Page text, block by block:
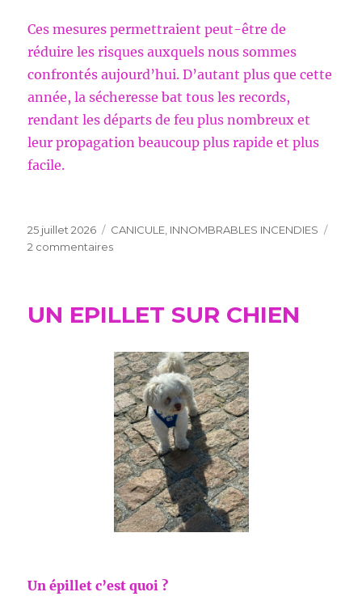
Ces mesures permettraient peut-être de
réduire les risques auxquels nous sommes
confrontés aujourd’hui. D’autant plus que cette
année, la sécheresse bat tous les records,
rendant les départs de feu plus nombreux et
leur propagation beaucoup plus rapide et plus
facile.
Publié
le
25 juillet 2026 Catégories
CANICULE INNOMBRABLES INCENDIES
2 commentairessur
UN EPILLET SUR CHIEN
Un épillet c’est quoi ?